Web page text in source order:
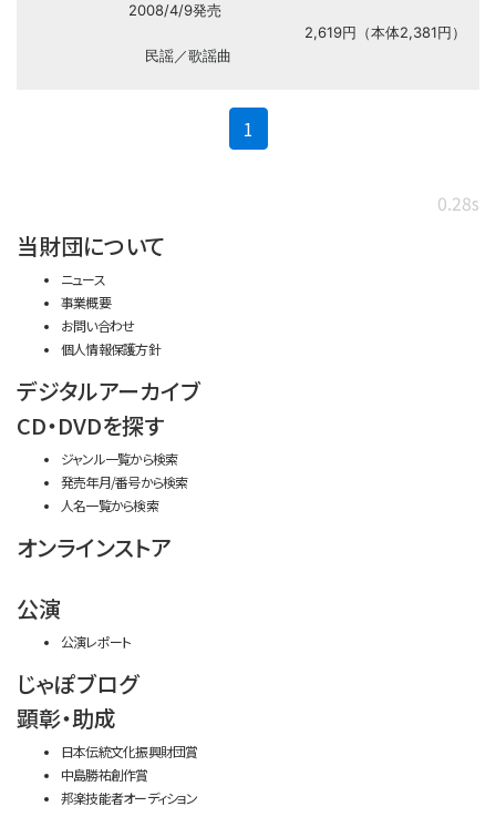
2008/4/9発売
2,619円（本体2,381円）
民謡／歌謡曲
1
0.28s
当財団について
ニュース
事業概要
お問い合わせ
個人情報保護方針
デジタルアーカイブ
CD・DVDを探す
ジャンル一覧から検索
発売年月/番号から検索
人名一覧から検索
オンラインストア
公演
公演レポート
じゃぽブログ
顕彰・助成
日本伝統文化振興財団賞
中島勝祐創作賞
邦楽技能者オーディション